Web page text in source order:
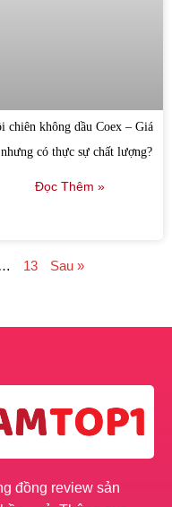
chiên không dầu Coex – Giá
có thực sự chất lượng?
Đọc Thêm »
… 13 Sau »
đồng review sản